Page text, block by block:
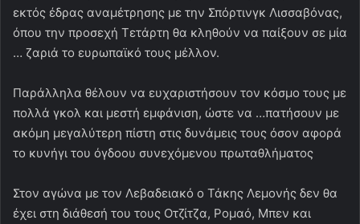
εκτός έδρας αναμέτρησης με την Σπόρτινγκ Λισσαβόνας,
όπου την προσεχή Τετάρτη θα κληθούν να παίξουν σε μία
… ζαριά το ευρωπαϊκό τους μέλλον.
Παράλληλα θέλουν να ευχαριστήσουν τον κόσμο τους με
πολλά γκολ και μεστή εμφάνιση, ώστε να …πατήσουν με
ακόμη μεγαλύτερη πίστη στις δυνάμεις τους όσον αφορά
το κυνήγι του όγδοου συνεχόμενου πρωταθλήματος
Στον αγώνα με τον Λεβαδειακό ο Τάκης Λεμονής δεν θα
έχει στη διάθεσή του τους Οτζίτζα, Ρομαό, Μπεν και